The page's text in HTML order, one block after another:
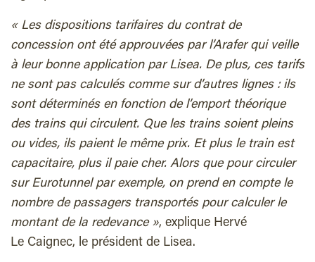
« Les dispositions tarifaires du contrat de
concession ont été approuvées par l’Arafer qui veille
à leur bonne application par Lisea. De plus, ces tarifs
ne sont pas calculés comme sur d’autres lignes : ils
sont déterminés en fonction de l’emport théorique
des trains qui circulent. Que les trains soient pleins
ou vides, ils paient le même prix. Et plus le train est
capacitaire, plus il paie cher. Alors que pour circuler
sur Eurotunnel par exemple, on prend en compte le
nombre de passagers transportés pour calculer le
montant de la redevance », explique Hervé
Le Caignec, le président de Lisea.